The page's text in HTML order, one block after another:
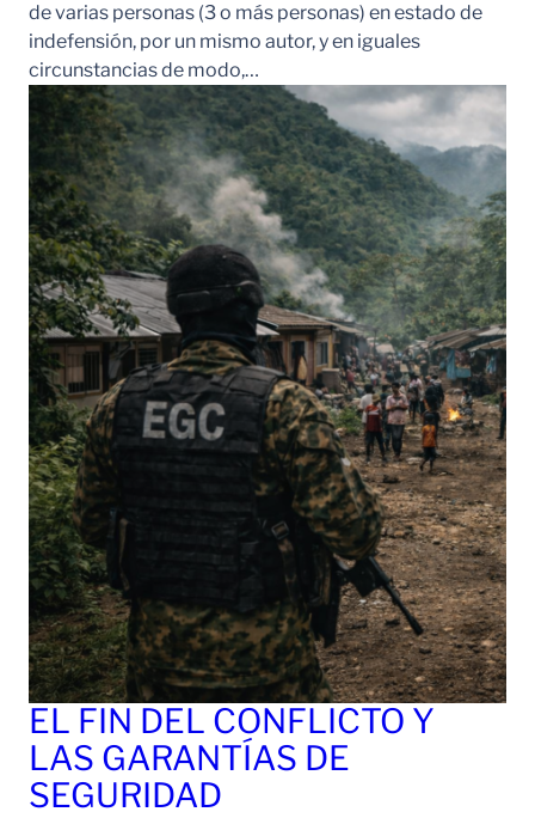
de varias personas (3 o más personas) en estado de
indefensión, por un mismo autor, y en iguales
circunstancias de modo,…
EL FIN DEL CONFLICTO Y
LAS GARANTÍAS DE
SEGURIDAD